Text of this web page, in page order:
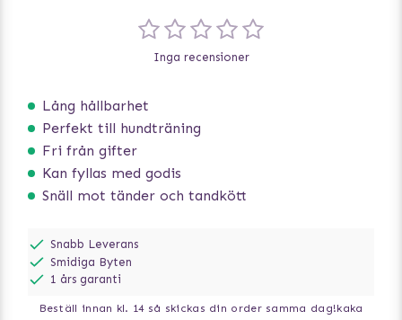
Lång hållbarhet
Perfekt till hundträning
Fri från gifter
Kan fyllas med godis
Snäll mot tänder och tandkött
Inga recensioner
Snabb Leverans
Smidiga Byten
1 års garanti
Beställ innan kl. 14 så skickas din order samma dag!kaka